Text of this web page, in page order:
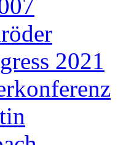
2021